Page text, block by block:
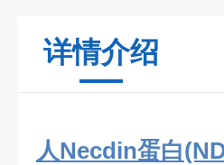
详情介绍
人Necdin蛋白